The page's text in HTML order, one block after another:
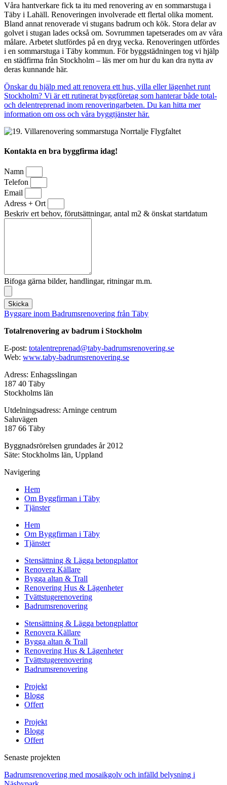
Våra hantverkare fick ta itu med renovering av en sommarstuga i
Täby i Lahäll. Renoveringen involverade ett flertal olika moment.
Bland annat renoverade vi stugans badrum och kök. Stora delar av
golvet i stugan lades också om. Sovrummen tapetserades om av våra
målare. Arbetet slutfördes på en dryg vecka. Renoveringen utfördes
i en sommarstuga i Täby kommun. För byggstädningen tog vi hjälp
en städfirma från Stockholm – läs mer om hur du kan dra nytta av
deras kunnande här.
Önskar du hjälp med att renovera ett hus, villa eller lägenhet runt
Stockholm? Vi är ett rutinerat byggföretag som hanterar både total-
och delentreprenad inom renoveringarbeten. Du kan hitta mer
information om oss och våra byggtjänster här.
Kontakta en bra byggfirma idag!
Namn
Telefon
Email
Adress + Ort
Beskriv ert behov, förutsättningar, antal m2 & önskat startdatum
Bifoga gärna bilder, handlingar, ritningar m.m.
Skicka
Byggare inom Badrumsrenovering från Täby
Totalrenovering av badrum i Stockholm
E-post: totalentreprenad@taby-badrumsrenovering.se
Web: www.taby-badrumsrenovering.se
Adress: Enhagsslingan
187 40 Täby
Stockholms län
Utdelningsadress: Arninge centrum
Saluvägen
187 66 Täby
Byggnadsrörelsen grundades år 2012
Säte: Stockholms län, Uppland
Navigering
Hem
Om Byggfirman i Täby
Tjänster
Hem
Om Byggfirman i Täby
Tjänster
Stensättning & Lägga betongplattor
Renovera Källare
Bygga altan & Trall
Renovering Hus & Lägenheter
Tvättstugerenovering
Badrumsrenovering
Stensättning & Lägga betongplattor
Renovera Källare
Bygga altan & Trall
Renovering Hus & Lägenheter
Tvättstugerenovering
Badrumsrenovering
Projekt
Blogg
Offert
Projekt
Blogg
Offert
Senaste projekten
Badrumsrenovering med mosaikgolv och infälld belysning i